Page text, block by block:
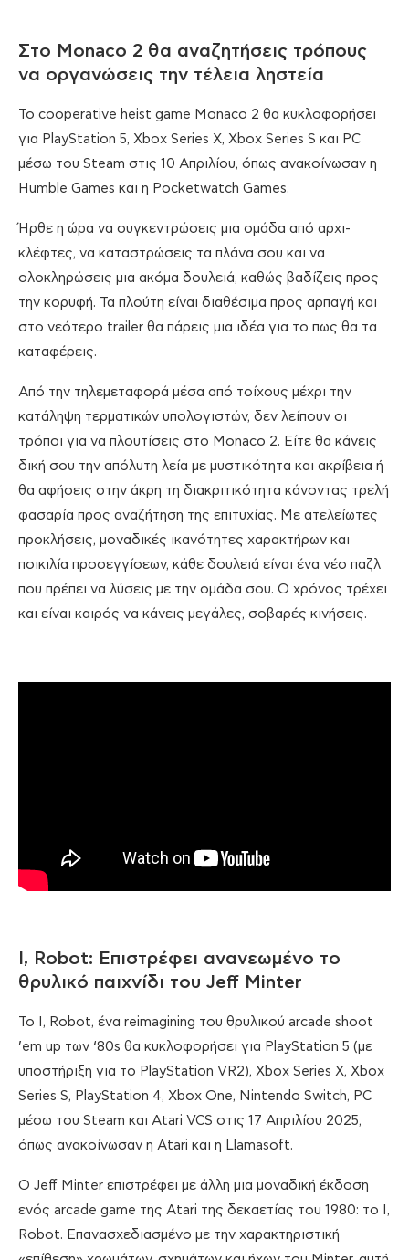
Στο Monaco 2 θα αναζητήσεις τρόπους
να οργανώσεις την τέλεια ληστεία
Το cooperative heist game Monaco 2 θα κυκλοφορήσει
για PlayStation 5, Xbox Series X, Xbox Series S και PC
μέσω του Steam στις 10 Απριλίου, όπως ανακοίνωσαν η
Humble Games και η Pocketwatch Games.
Ήρθε η ώρα να συγκεντρώσεις μια ομάδα από αρχι-
κλέφτες, να καταστρώσεις τα πλάνα σου και να
ολοκληρώσεις μια ακόμα δουλειά, καθώς βαδίζεις προς
την κορυφή. Τα πλούτη είναι διαθέσιμα προς αρπαγή και
στο νεότερο trailer θα πάρεις μια ιδέα για το πως θα τα
καταφέρεις.
Από την τηλεμεταφορά μέσα από τοίχους μέχρι την
κατάληψη τερματικών υπολογιστών, δεν λείπουν οι
τρόποι για να πλουτίσεις στο Monaco 2. Είτε θα κάνεις
δική σου την απόλυτη λεία με μυστικότητα και ακρίβεια ή
θα αφήσεις στην άκρη τη διακριτικότητα κάνοντας τρελή
φασαρία προς αναζήτηση της επιτυχίας. Με ατελείωτες
προκλήσεις, μοναδικές ικανότητες χαρακτήρων και
ποικιλία προσεγγίσεων, κάθε δουλειά είναι ένα νέο παζλ
που πρέπει να λύσεις με την ομάδα σου. Ο χρόνος τρέχει
και είναι καιρός να κάνεις μεγάλες, σοβαρές κινήσεις.
I, Robot: Επιστρέφει ανανεωμένο το
θρυλικό παιχνίδι του Jeff Minter
Το I, Robot, ένα reimagining του θρυλικού arcade shoot
’em up των ‘80s θα κυκλοφορήσει για PlayStation 5 (με
υποστήριξη για το PlayStation VR2), Xbox Series X, Xbox
Series S, PlayStation 4, Xbox One, Nintendo Switch, PC
μέσω του Steam και Atari VCS στις 17 Απριλίου 2025,
όπως ανακοίνωσαν η Atari και η Llamasoft.
Ο Jeff Minter επιστρέφει με άλλη μια μοναδική έκδοση
ενός arcade game της Atari της δεκαετίας του 1980: το I,
Robot. Επανασχεδιασμένο με την χαρακτηριστική